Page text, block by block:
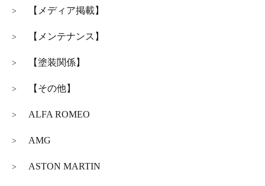
> 【メディア掲載】
> 【メンテナンス】
> 【塗装関係】
> 【その他】
> ALFA ROMEO
> AMG
> ASTON MARTIN